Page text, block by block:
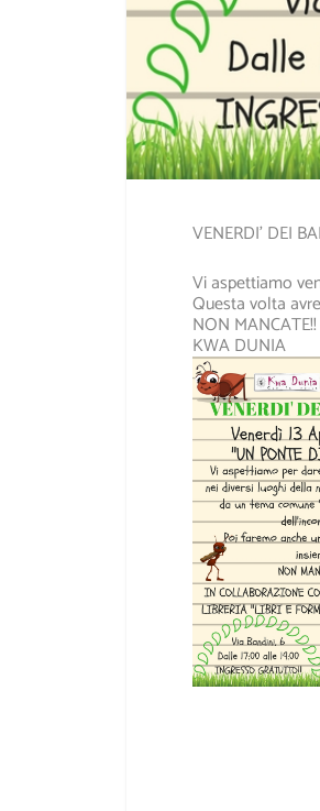
VENERDI’ DEI
Vi aspettiamo
Questa volta
NON MANCATE!!
KWA DUNIA